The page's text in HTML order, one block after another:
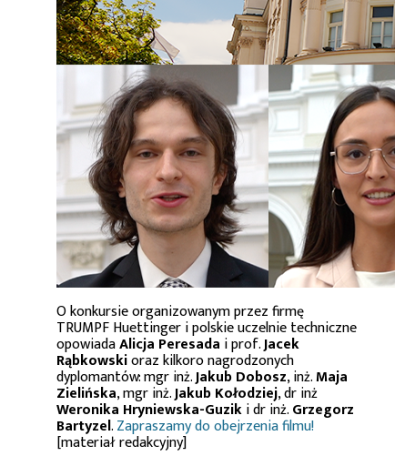
O konkursie organizowanym przez firmę
TRUMPF Huettinger i polskie uczelnie techniczne
opowiadaAlicja Peresada i prof.Jacek
Rąbkowskioraz kilkoro nagrodzonych
dyplomantów: mgr inż.Jakub Dobosz, inż.Maja
Zielińska, mgr inż.Jakub Kołodziej, dr inż
Weronika Hryniewska-Guziki dr inż.Grzegorz
Bartyzel.Zapraszamy do obejrzenia filmu!
[materiał redakcyjny]